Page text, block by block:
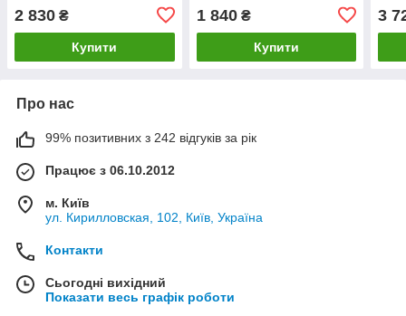
2 830 ₴
Купити
1 840₴
Купити
3
Про нас
99% позитивних з 242 відгуків за рік
Працює з 06.10.2012
м. Київ
ул. Кирилловская, 102, Київ, Україна
Контакти
Сьогодні вихідний
Показати весь графік роботи